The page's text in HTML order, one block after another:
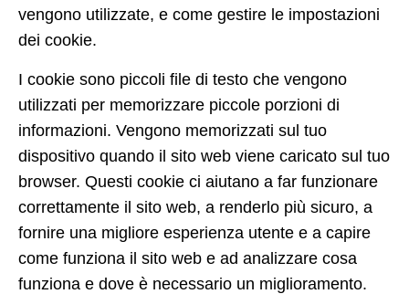
vengono utilizzate, e come gestire le impostazioni
dei cookie.
I cookie sono piccoli file di testo che vengono
utilizzati per memorizzare piccole porzioni di
informazioni. Vengono memorizzati sul tuo
dispositivo quando il sito web viene caricato sul tuo
browser. Questi cookie ci aiutano a far funzionare
correttamente il sito web, a renderlo più sicuro, a
fornire una migliore esperienza utente e a capire
come funziona il sito web e ad analizzare cosa
funziona e dove è necessario un miglioramento.